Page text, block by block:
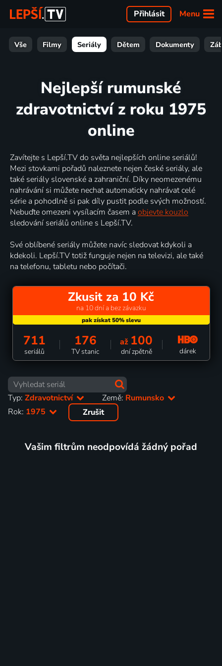
Menu
Přihlásit
Vše Filmy Seriály Dětem Dokumenty
Nejlepší rumunské
zdravotnictví z roku 1975
online
Zavítejte s Lepší.TV do světa nejlepších online seriálů!
Mezi stovkami pořadů naleznete nejen české seriály, ale
také seriály slovenské a zahraniční. Díky neomezenému
nahrávání si můžete nechat automaticky nahrávat celé
série a pohodlně si pak díly pustit podle svých možností.
Nebuďte omezeni vysílacím časem a objevte kouzlo
sledování seriálů online s Lepší.TV.
Své oblíbené seriály můžete navíc sledovat kdykoli a
kdekoli. Lepší.TV totiž funguje nejen na televizi, ale také
na telefonu, tabletu nebo počítači.
Zkusit za 10 Kč
na 10 dní a bez závazku
711
seriálů
176
TV stanic
až 100
dní zpětně dárek
Typ: Zdravotnictví Země: Rumunsko
Rok: 1975 Zrušit
Vašim filtrům neodpovídá žádný pořad